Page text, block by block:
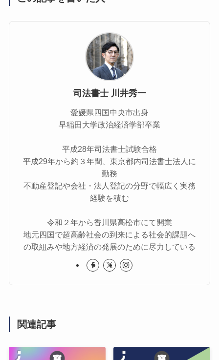
司法書士 川井秀一
愛媛県四国中央市出身
早稲田大学政治経済学部卒業
平成28年司法書士試験合格
平成29年から約３年間、東京都内司法書士法人に
勤務
不動産登記や会社・法人登記の分野で幅広く実務
経験を積む
令和２年から香川県高松市にて開業
地元四国で超高齢社会の到来による社会的課題へ
の取組みや地方経済の発展のために尽力している
関連記事